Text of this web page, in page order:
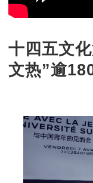
十四五文
文热”逾